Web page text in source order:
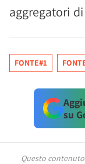
aggregatori
FONTE#1
su
Questo